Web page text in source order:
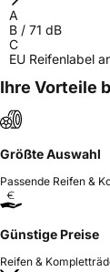
A
B / 71 dB
C
EU Reifenlabel
Ihre Vorteile
Größte Auswahl
Passende Reifen &
Günstige Preise
Reifen &